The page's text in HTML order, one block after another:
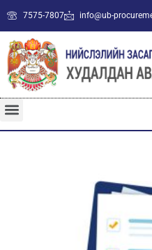
7575-7807 info@ub-